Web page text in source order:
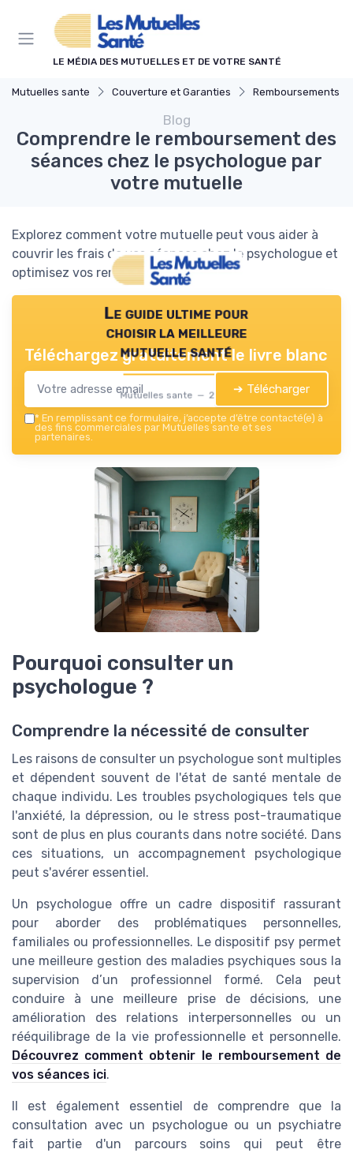
LE MÉDIA DES MUTUELLES ET DE VOTRE SANTÉ
Mutuelles sante Couverture et Garanties Remboursements des Soins
Blog
Comprendre le remboursement des
séances chez le psychologue par
votre mutuelle
Explorez comment votre mutuelle peut vous aider à
couvrir les frais de vos séances chez le psychologue et
optimisez vos remboursements.
Le guide ultime pour
choisir la meilleure
mutuelle santé
Mutuelles sante — 2026
Téléchargez gratuitement le livre blanc
➔ Télécharger
* En remplissant ce formulaire, j’accepte d’être contacté(e) à
des fins commerciales par Mutuelles sante et ses
partenaires.
Pourquoi consulter un
psychologue ?
Comprendre la nécessité de consulter
Les raisons de consulter un psychologue sont multiples
et dépendent souvent de l'état de santé mentale de
chaque individu. Les troublespsychologiques tels que
l'anxiété, la dépression, ou le stress post-traumatique
sont de plus en plus courants dans notre société. Dans
ces situations, un accompagnement psychologique
peut s'avérer essentiel.
Un psychologueoffre un cadre dispositif rassurant
pour aborder des problématiques personnelles,
familiales ou professionnelles. Le dispositif psy permet
une meilleure gestion des maladies psychiques sous la
supervision d’un professionnel formé. Cela peut
conduire à une meilleure prise de décisions, une
amélioration des relations interpersonnelles ou un
rééquilibrage de la vie professionnelle et personnelle.
Découvrez comment obtenir le remboursement de
vos séances ici.
Il est également essentiel de comprendre que la
consultation avec un psychologueou un psychiatre
fait partie d'un parcours soins qui peut être